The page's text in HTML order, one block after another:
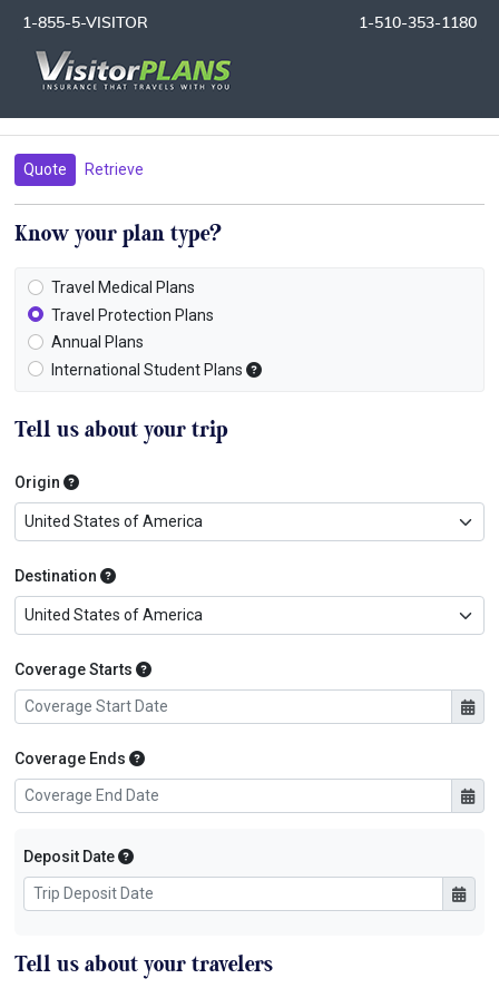
1-855-5-VISITOR 1-510-353-1180